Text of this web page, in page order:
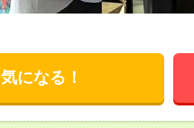
気になる！